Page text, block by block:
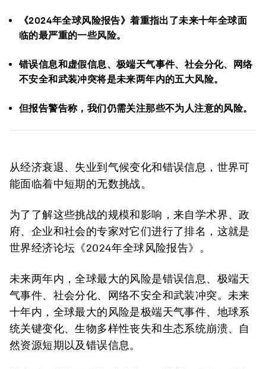
《2024年全球风险报告》着重指出了未来十年全球面
临的最严重的一些风险。
错误信息和虚假信息、极端天气事件、社会分化、网络
不安全和武装冲突将是未来两年内的五大风险。
但报告警告称，我们仍需关注那些不为人注意的风险。
从经济衰退、失业到气候变化和错误信息，世界可
能面临着中短期的无数挑战。
为了了解这些挑战的规模和影响，来自学术界、政
府、企业和社会的专家对它们进行了排名，这就是
世界经济论坛《2024年全球风险报告》。
未来两年内，全球最大的风险是错误信息、极端天
气事件、社会分化、网络不安全和武装冲突。未来
十年内，全球最大的风险是极端天气事件、地球系
统关键变化、生物多样性丧失和生态系统崩溃、自
然资源短期以及错误信息。